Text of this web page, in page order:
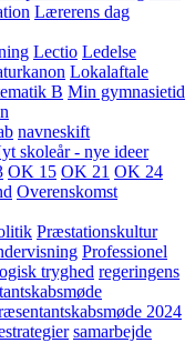
Lærerens dag
Lectio Ledelse
Lokalaftale
B Min gymnasietid
navneskift
skoleår - nye ideer
OK 15 OK 21 OK 24
Overenskomst
Præstationskultur
Professionel
tryghed regeringens
2024
samarbejde